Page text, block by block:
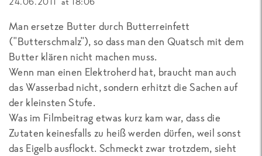
Man ersetze Butter durch Butterreinfett
("Butterschmalz"), so dass man den Quatsch mit dem
Butter klären nicht machen muss.
Wenn man einen Elektroherd hat, braucht man auch
das Wasserbad nicht, sondern erhitzt die Sachen auf
der kleinsten Stufe.
Was im Filmbeitrag etwas kurz kam war, dass die
Zutaten keinesfalls zu heiß werden dürfen, weil sonst
das Eigelb ausflockt. Schmeckt zwar trotzdem, sieht